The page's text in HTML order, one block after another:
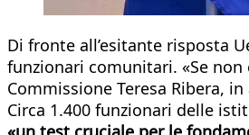
Di fronte all’esitante risposta
funzionari comunitari. «Se
Commissione Teresa Ribera,
Circa 1.400 funzionari delle